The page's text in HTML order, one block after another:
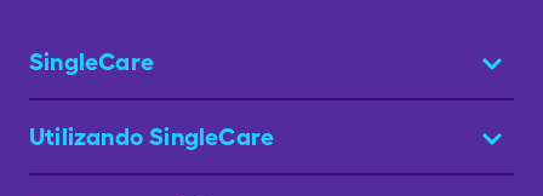
SingleCare
Utilizando SingleCare